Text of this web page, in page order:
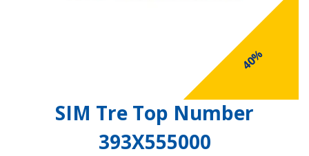
40%
SIM Tre Top Number
393X555000